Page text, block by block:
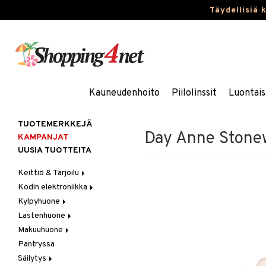
Täydellisiä
Kauneudenhoito Piilolinssit
Day Anne
TUOTEMERKKEJÄ
KAMPANJAT
UUSIA TUOTTEITA
Keittiö & Tarjoilu
Aterimet
Kannut & Karahvit
Keittiösäilytys
Keittiötekstiilit
Keittiövälineet
Kodinkoneet
Kodin elektroniikka
Ääni
Kylpyhuone
Kylpyhuoneen sisustus
Kylpyhuoneen tarvikkeita
Kylpyhuoneen tekstiilit
Lastenhuone
Kylpyhuoneen koristelu
Lasten huonekalut
Lasten lamput
Makuuhuone
Huovat & Saalit
Koristetyynyt
Pantryssa
Säilytys